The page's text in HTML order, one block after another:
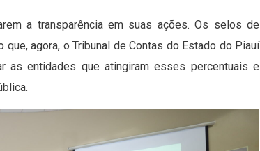
a transparência em suas ações. Os selos de
agora, o Tribunal de Contas do Estado do Piauí
as entidades que atingiram esses percentuais e